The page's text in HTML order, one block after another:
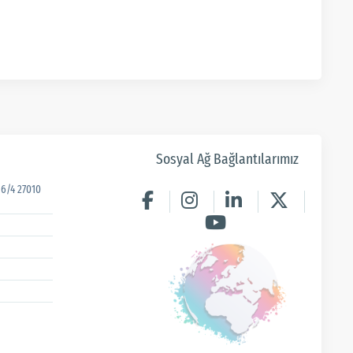
4 27010
Sosyal Ağ Bağlantılarımız